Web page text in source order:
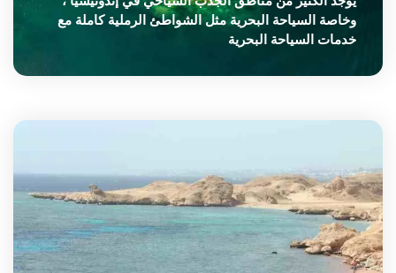
وخاصة السياحة البحرية مثل الشواطئ الرملية كاملة مع
خدمات السياحة البحرية